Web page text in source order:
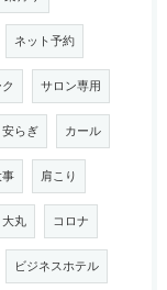
ネット予約
サロン専用
安らぎ カール
肩こり
大丸 コロナ
ビジネスホテル